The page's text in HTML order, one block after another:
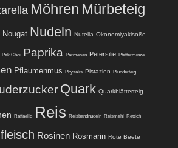
Möhren Mürbeteig
Nougat Nudeln Nutella Okonomiyakisoße
Pak Choi Paprika Parmesan Petersilie Pfefferminze
Pflaumenmus Physalis Pistazien Plunderteig
Quark Quarkblätterteig
Raffaello Reis Reisbandnudeln Reismehl Rettich
Rosinen Rosmarin Rote Beete